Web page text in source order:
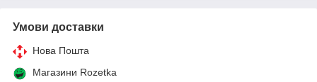
Умови доставки
Нова Пошта
Магазини Rozetka